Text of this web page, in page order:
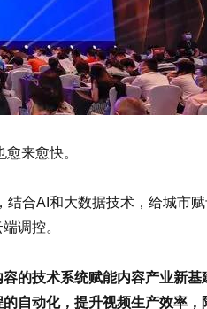
来愈快。
合AI和大数据技术，给城市
调控。
的技术系统赋能内容产业新
自动化，提升视频生产效率，